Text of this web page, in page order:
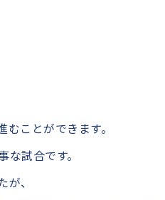
ことができます。
試合です。
、